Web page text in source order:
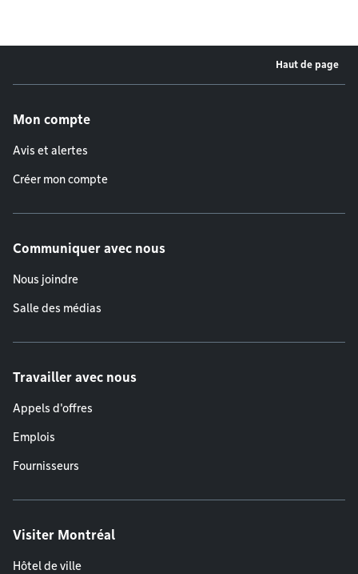
Haut de page
Mon compte
Avis et alertes
Créer mon compte
Communiquer avec nous
Nous joindre
Salle des médias
Travailler avec nous
Appels d'offres
Emplois
Fournisseurs
Visiter Montréal
Hôtel de ville